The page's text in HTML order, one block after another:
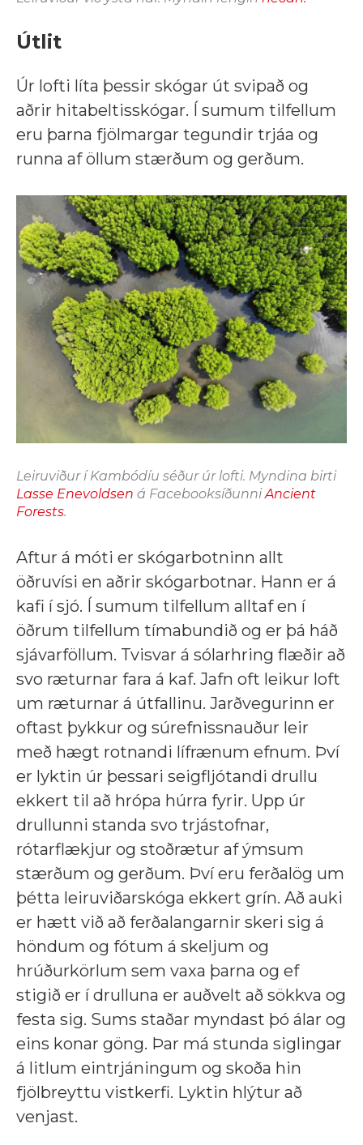
Útlit
Úr lofti líta þessir skógar út svipað og
aðrir hitabeltisskógar. Í sumum tilfellum
eru þarna fjölmargar tegundir trjáa og
runna af öllum stærðum og gerðum.
Leiruviður í Kambódíu séður úr lofti. Myndina birti
Lasse Enevoldsen á FacebooksíðunniAncient
Forests.
Aftur á móti er skógarbotninn allt
öðruvísi en aðrir skógarbotnar. Hann er á
kafi í sjó. Í sumum tilfellum alltaf en í
öðrum tilfellum tímabundið og er þá háð
sjávarföllum. Tvisvar á sólarhring flæðir að
svo ræturnar fara á kaf. Jafn oft leikur loft
um ræturnar á útfallinu. Jarðvegurinn er
oftast þykkur og súrefnissnauður leir
með hægt rotnandi lífrænum efnum. Því
er lyktin úr þessari seigfljótandi drullu
ekkert til að hrópa húrra fyrir. Upp úr
drullunni standa svo trjástofnar,
rótarflækjur og stoðrætur af ýmsum
stærðum og gerðum. Því eru ferðalög um
þétta leiruviðarskóga ekkert grín. Að auki
er hætt við að ferðalangarnir skeri sig á
höndum og fótum á skeljum og
hrúðurkörlum sem vaxa þarna og ef
stigið er í drulluna er auðvelt að sökkva og
festa sig. Sums staðar myndast þó álar og
eins konar göng. Þar má stunda siglingar
á litlum eintrjáningum og skoða hin
fjölbreyttu vistkerfi. Lyktin hlýtur að
venjast.